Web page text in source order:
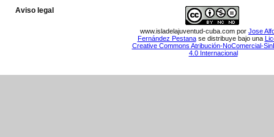
Aviso legal
www.isladelajuventud-cuba.com por Jose
Fernández Pestanase distribuye bajo una
Creative Commons Atribución-NoComercial-
4.0 Internacional